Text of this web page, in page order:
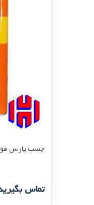
چسب پارس فوری
تماس